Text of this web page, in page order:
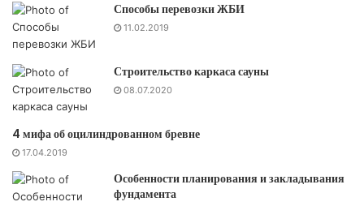
Способы перевозки ЖБИ
11.02.2019
Строительство каркаса сауны
08.07.2020
4 мифа об оцилиндрованном бревне
17.04.2019
Особенности планирования и закладывания
фундамента